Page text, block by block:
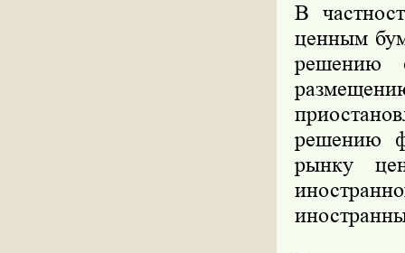
В
ценным
решению
решению
рынку